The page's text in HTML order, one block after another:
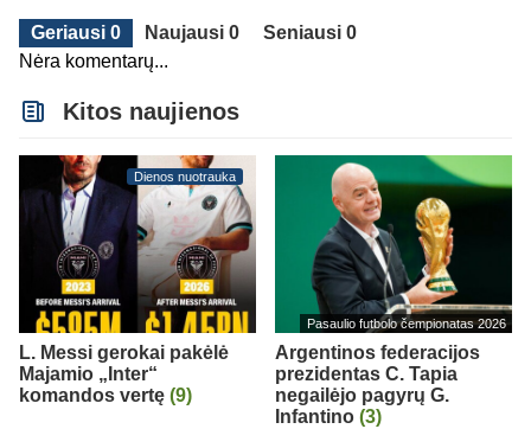
Geriausi 0 Naujausi 0
Seniausi 0
Nėra komentarų...
Kitos naujienos
Dienos nuotrauka
L. Messi gerokai pakėlė
Majamio „Inter“
komandos vertę (9)
Pasaulio futbolo čempionatas 2026
Argentinos federacijos
prezidentas C. Tapia
negailėjo pagyrų G.
Infantino (3)